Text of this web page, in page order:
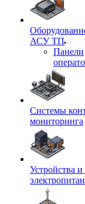
АСУ ТП
Панели
Системы
мониторинга
Устройства